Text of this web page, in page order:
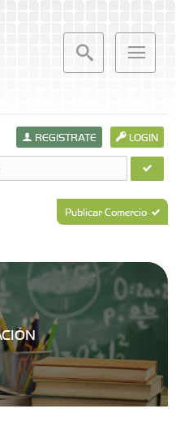
LOGIN
REGISTRATE
Publicar Comercio